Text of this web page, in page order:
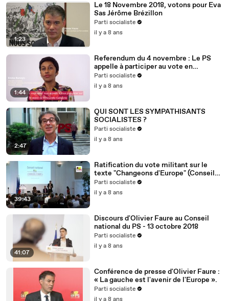
1:23
Le 18 Novembre 2018, votons pour Eva
Sas Jérôme Brézillon
Parti socialiste
il y a 8 ans
1:44
Referendum du 4 novembre : Le PS
appelle à participer au vote en
Nouvelle-Calédonie
Parti socialiste
il y a 8 ans
2:47
QUI SONT LES SYMPATHISANTS
SOCIALISTES ?
Parti socialiste
il y a 8 ans
39:43
Ratification du vote militant sur le
texte "Changeons d'Europe" (Conseil
national du 13/10/2018)
Parti socialiste
il y a 8 ans
41:07
Discours d'Olivier Faure au Conseil
national du PS - 13 octobre 2018
Parti socialiste
il y a 8 ans
Conférence de presse d'Olivier Faure :
« La gauche est l'avenir de l'Europe ».
Parti socialiste